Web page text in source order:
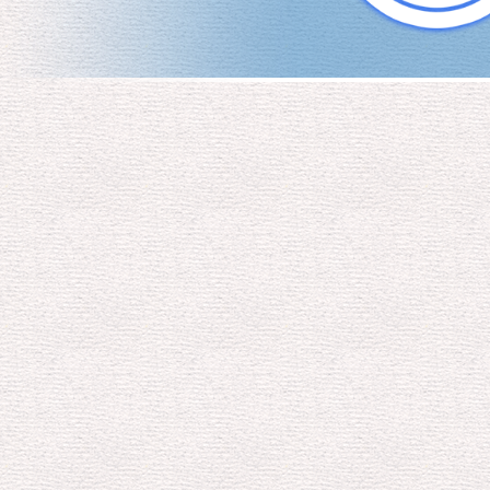
我愛宮城大